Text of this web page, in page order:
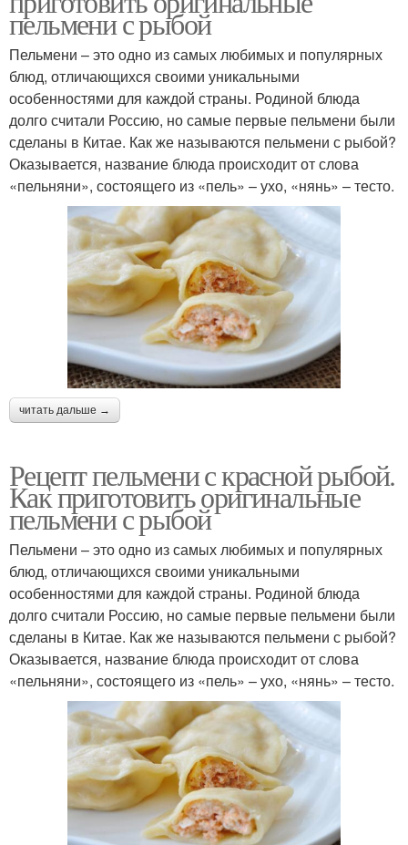
пельмени с рыбой
Пельмени – это одно из самых любимых и популярных
блюд, отличающихся своими уникальными
особенностями для каждой страны. Родиной блюда
долго считали Россию, но самые первые пельмени были
сделаны в Китае. Как же называются пельмени с рыбой?
Оказывается, название блюда происходит от слова
«пельняни», состоящего из «пель» – ухо, «нянь» – тесто.
читать дальше →
Рецепт пельмени с красной рыбой.
Как приготовить оригинальные
пельмени с рыбой
Пельмени – это одно из самых любимых и популярных
блюд, отличающихся своими уникальными
особенностями для каждой страны. Родиной блюда
долго считали Россию, но самые первые пельмени были
сделаны в Китае. Как же называются пельмени с рыбой?
Оказывается, название блюда происходит от слова
«пельняни», состоящего из «пель» – ухо, «нянь» – тесто.